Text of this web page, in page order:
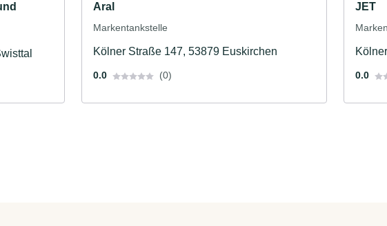
Aral
Markentankstelle
Kölner Straße 147, 53879 Euskirchen
0.0 (0)
JET
0.0